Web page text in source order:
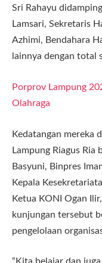
Sri Rahayu
Lamsari, Sekretaris
Azhimi, Bendahara
lainnya dengan total
Porprov Lampung
Olahraga
Kedatangan mereka
Lampung Riagus Ria
Basyuni, Binpres
Kepala
Ketua KONI Ogan
kunjungan tersebut
pengelolaan